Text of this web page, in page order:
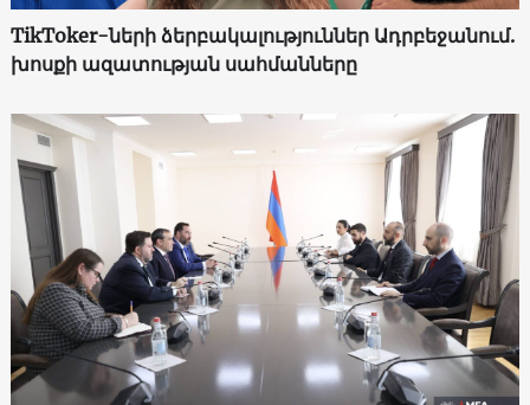
TikToker-ների ձերբակալություններ Ադրբեջանում.
խոսքի ազատության սահմանները